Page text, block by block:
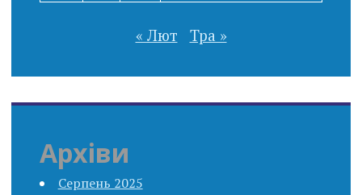
« Лют Тра »
Архіви
Серпень 2025